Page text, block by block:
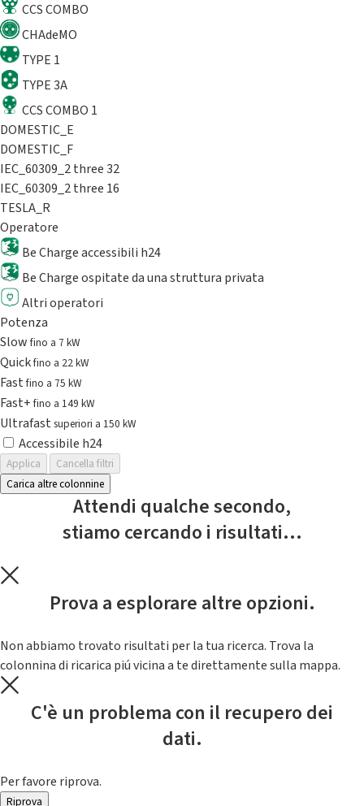
CCS COMBO
CHAdeMO
TYPE 1
TYPE 3A
CCS COMBO 1
DOMESTIC_E
DOMESTIC_F
IEC_60309_2 three 32
IEC_60309_2 three 16
TESLA_R
Operatore
Be Charge accessibili h24
Be Charge ospitate da una struttura privata
Altri operatori
Potenza
Slowfino a 7 kW
Quickfino a 22 kW
Fastfino a 75 kW
Fast+fino a 149 kW
Ultrafast superiori a 150 kW
Accessibile h24
Applica
Cancella filtri
Carica altre colonnine
Attendi qualche secondo,
stiamo cercando i risultati...
Prova a esplorare altre opzioni.
Non abbiamo trovato risultati per la tua ricerca. Trova la
colonnina di ricarica piú vicina a te direttamente sulla mappa.
C'è un problema con il recupero dei
dati.
Per favore riprova.
Riprova